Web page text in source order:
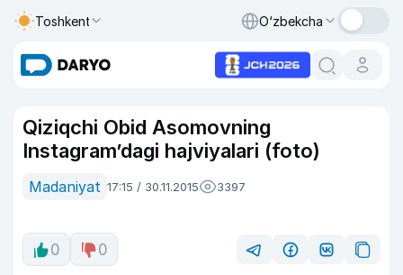
Toshkent O‘zbekcha
Qiziqchi Obid Asomovning
Instagram’dagi hajviyalari (foto)
Madaniyat 17:15 / 30.11.2015 3397
0 0